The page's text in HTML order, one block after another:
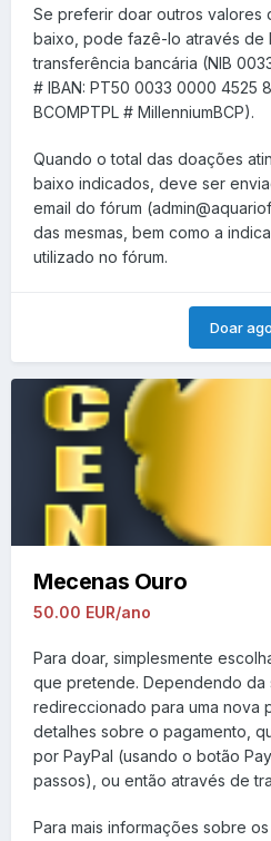
Se preferir doar outros valores
baixo, pode fazê-lo através de
transferência bancária (NIB
# IBAN: PT50 0033 0000 4525
BCOMPTPL # MillenniumBCP).
Quando o total das doações
baixo indicados, deve ser
email do fórum
das mesmas, bem como a
utilizado no fórum.
Doar
Mecenas Ouro
50.00 EUR/ano
Para doar, simplesmente
que pretende. Dependendo da
redireccionado para uma nova
detalhes sobre o pagamento,
por PayPal (usando o botão
passos), ou então através de
Para mais informações sobre